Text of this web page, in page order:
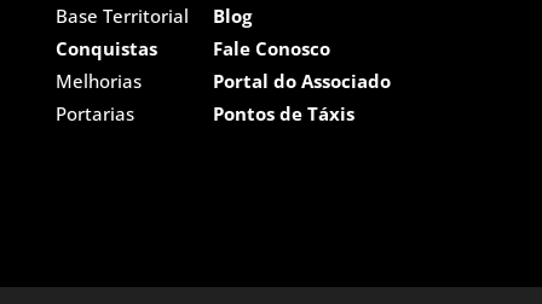
Base Territorial
Blog
Conquistas
Fale Conosco
Melhorias
Portal do Associado
Portarias
Pontos de Táxis